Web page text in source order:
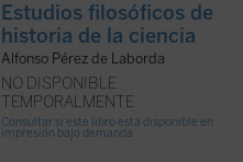
Estudios filosóficos de
historia de la ciencia
Alfonso Pérez de Laborda
NO DISPONIBLE
TEMPORALMENTE
Consultar si este libro está disponible en
impresión bajo demanda